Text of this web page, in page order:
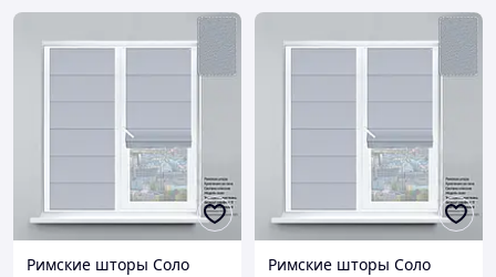
Римские шторы Соло
Римские шторы Соло